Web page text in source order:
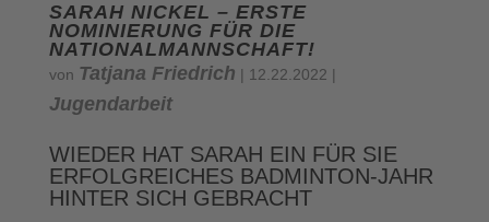
SARAH NICKEL – ERSTE
NOMINIERUNG FÜR DIE
NATIONALMANNSCHAFT!
von Tatjana Friedrich | 12.22.2022 |
Jugendarbeit
WIEDER HAT SARAH EIN FÜR SIE
ERFOLGREICHES BADMINTON-JAHR
HINTER SICH GEBRACHT